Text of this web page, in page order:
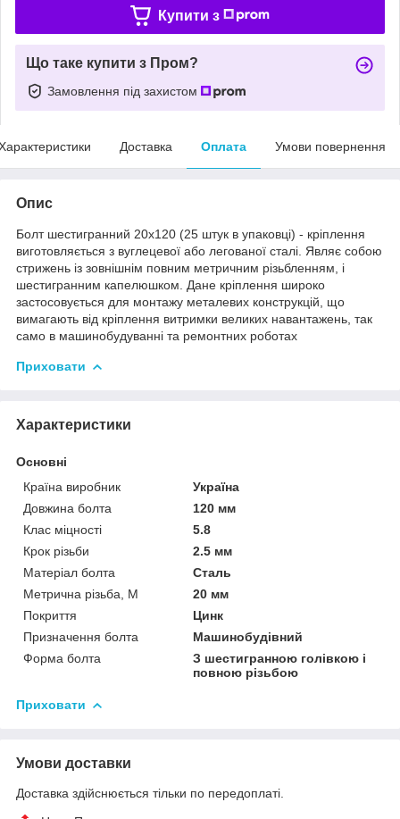
Купити з
Що таке купити з Пром?
Замовлення під захистом
Доставка Оплата Умови повернення
Опис
Болт шестигранний 20х120 (25 штук в упаковці) - кріплення
виготовляється з вуглецевої або легованої сталі. Являє собою
стрижень із зовнішнім повним метричним різьбленням, і
шестигранним капелюшком. Дане кріплення широко
застосовується для монтажу металевих конструкцій, що
вимагають від кріплення витримки великих навантажень, так
само в машинобудуванні та ремонтних роботах
Приховати
Характеристики
Основні
Країна виробник
Україна
Довжина болта
120 мм
Клас міцності
5.8
Крок різьби
2.5 мм
Матеріал болта
Сталь
Метрична різьба, М
20 мм
Покриття
Цинк
Призначення болта
Машинобудівний
Форма болта
З шестигранною голівкою і
повною різьбою
Приховати
Умови доставки
Доставка здійснюється тільки по передоплаті.